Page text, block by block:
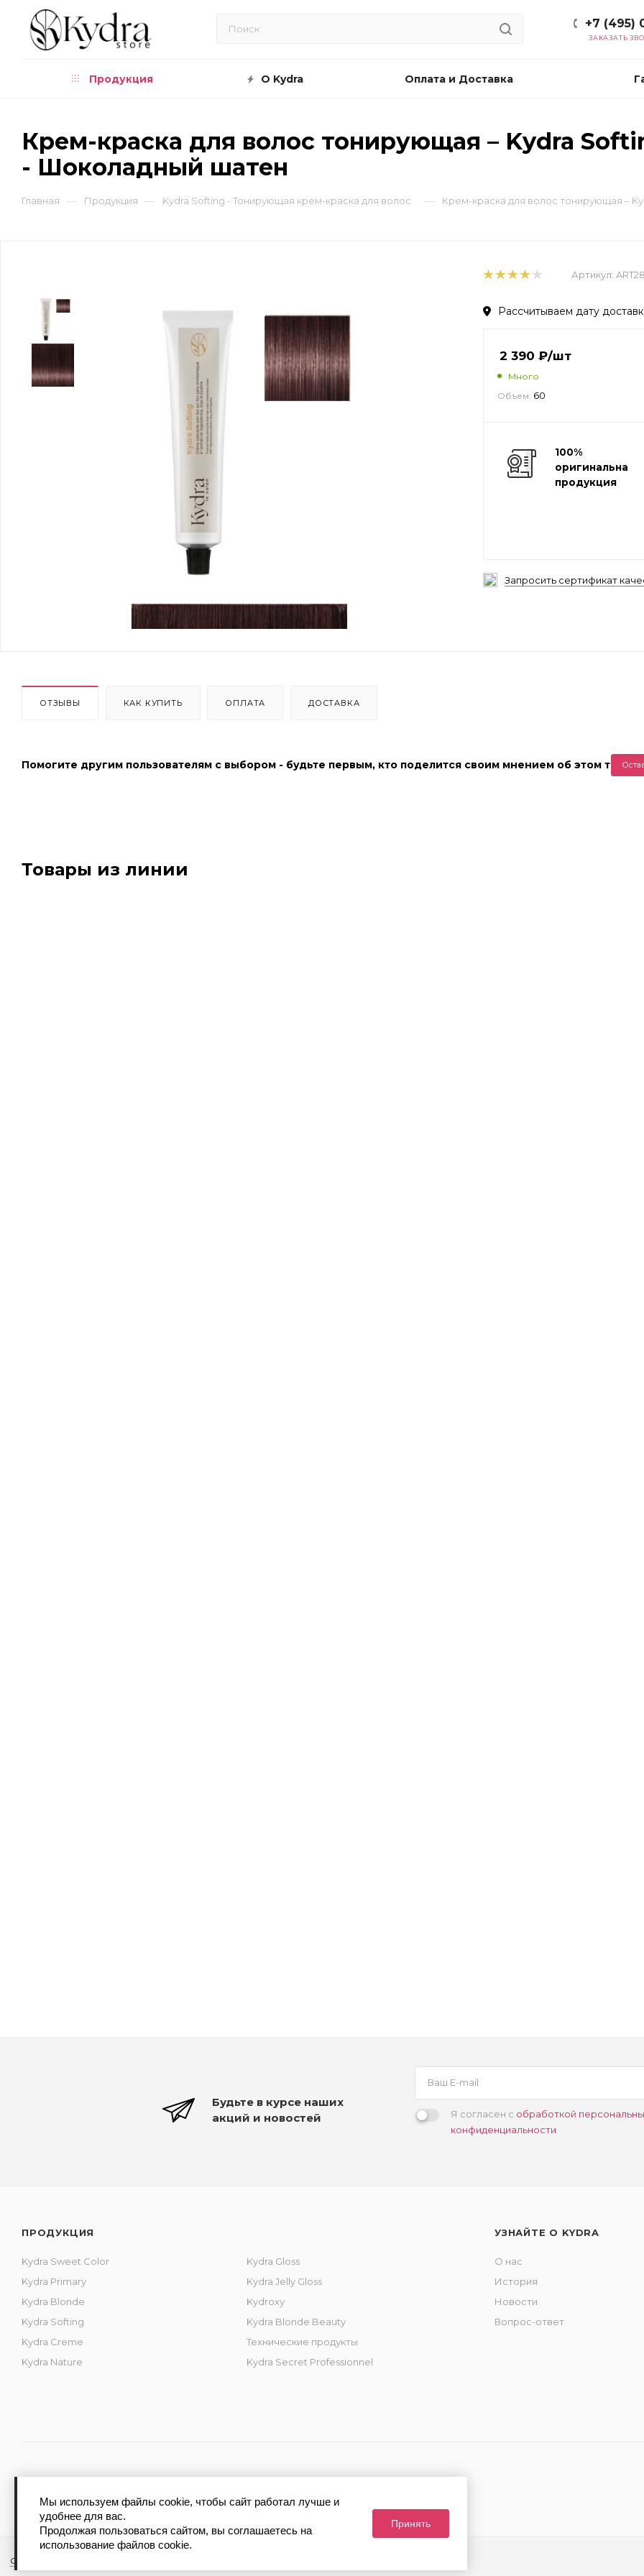
+7 (495)
ЗАКАЗАТЬ
Продукция О Kydra Оплата и Доставка
Крем-краска для волос тонирующая – Kydra
- Шоколадный шатен
Главная — Продукция — Kydra Softing - Тонирующая крем-краска для волос — Крем-краска для волос тонирующая –
Артикул:
Рассчитываем дату
2 390 ₽/шт
Много
Объем: 60
100%
оригинальная
продукция
Запросить сертификат
ОТЗЫВЫ КАК КУПИТЬ ОПЛАТА ДОСТАВКА
Помогите другим пользователям с выбором - будьте первым, кто поделится своим мнением об этом товаре
Товары из линии
Будьте в курсе наших
акций и новостей
Я согласен с обработкой
конфиденциальности
ПРОДУКЦИЯ
Kydra Sweet Color
Kydra Primary
Kydra Blonde
Kydra Softing
Kydra Creme
Kydra Nature
Kydra Gloss
Kydra Jelly Gloss
Kydroxy
Kydra Blonde Beauty
Технические продукты
Kydra Secret Professionnel
УЗНАЙТЕ О KYDRA
О нас
История
Новости
Вопрос-ответ
Обработка персональных данных
Мы используем файлы cookie, чтобы сайт работал лучше и
удобнее для вас.
Продолжая пользоваться сайтом, вы соглашаетесь на
использование файлов cookie.
Принять